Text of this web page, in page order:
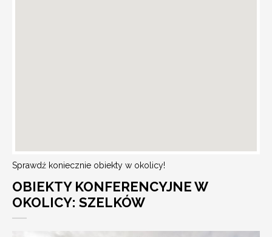
Sprawdź koniecznie obiekty w okolicy!
OBIEKTY KONFERENCYJNE W
OKOLICY: SZELKÓW